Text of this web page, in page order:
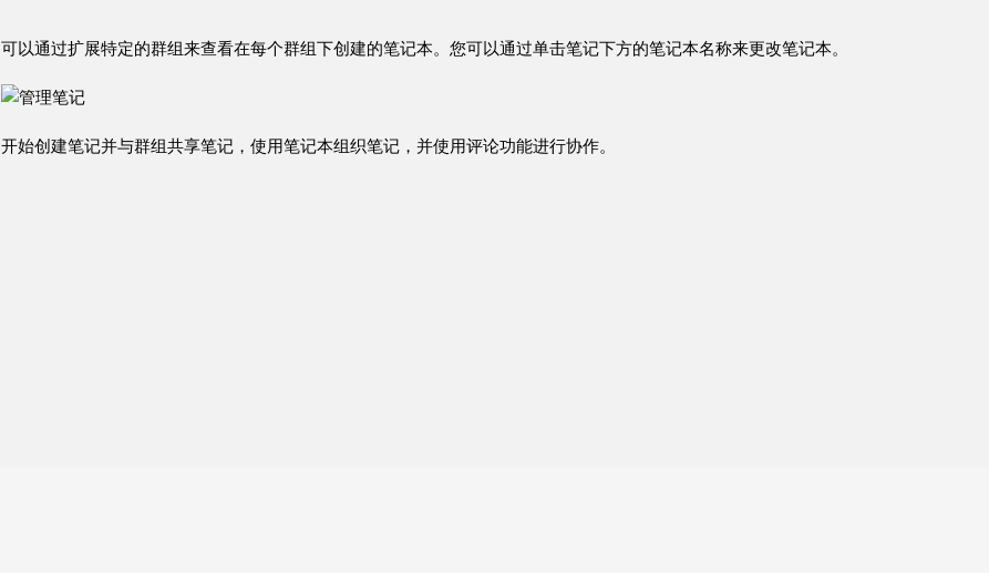
可以通过扩展特定的群组来查看在每个群组下创建的笔记本。您可以通过单击笔记下方的笔记本名称来更改笔记本。
开始创建笔记并与群组共享笔记，使用笔记本组织笔记，并使用评论功能进行协作。